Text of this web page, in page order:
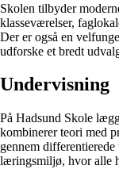
Skolen tilbyder
klasseværelser,
Der er også en
udforske et bredt
Undervisning
På Hadsund Skole
kombinerer teori med
gennem
læringsmiljø, hvor alle